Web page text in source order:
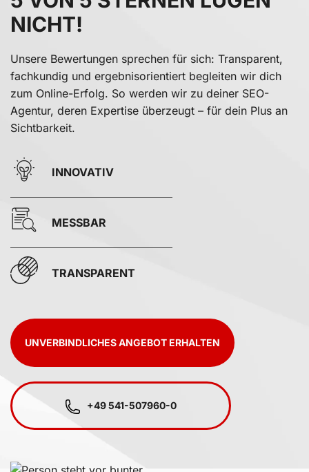
NICHT!
Unsere Bewertungen sprechen für sich: Transparent,
fachkundig und ergebnisorientiert begleiten wir dich
zum Online-Erfolg. So werden wir zu deiner SEO-
Agentur, deren Expertise überzeugt – für dein Plus an
Sichtbarkeit.
INNOVATIV
MESSBAR
TRANSPARENT
UNVERBINDLICHES ANGEBOT ERHALTEN
+49 541-507960-0